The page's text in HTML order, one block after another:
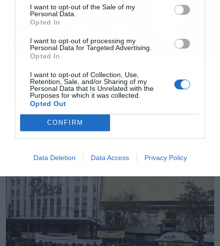
I want to opt-out of the Sale of my
Personal Data.
Opted In
I want to opt-out of processing my
Personal Data for Targeted Advertising.
Opted In
I want to opt-out of Collection, Use,
Retention, Sale, and/or Sharing of my
Personal Data that Is Unrelated with the
Purposes for which it was collected.
Opted Out
CONFIRM
Data Deletion Data Access Privacy Policy
ΣΥΡΙΖΑ: Η προοδευτική κυβέρνηση θα
στηρίξει τους κινηματογράφους
Τη δέσμευση του για αποφασιστική στήριξη των ιστορικών
κινηματογράφων της Αθήνας, Ιντεάλ, Άστορ και Ίριδα,
διατυπώνει ο ΣΥΡΙΖΑ ΠΣ